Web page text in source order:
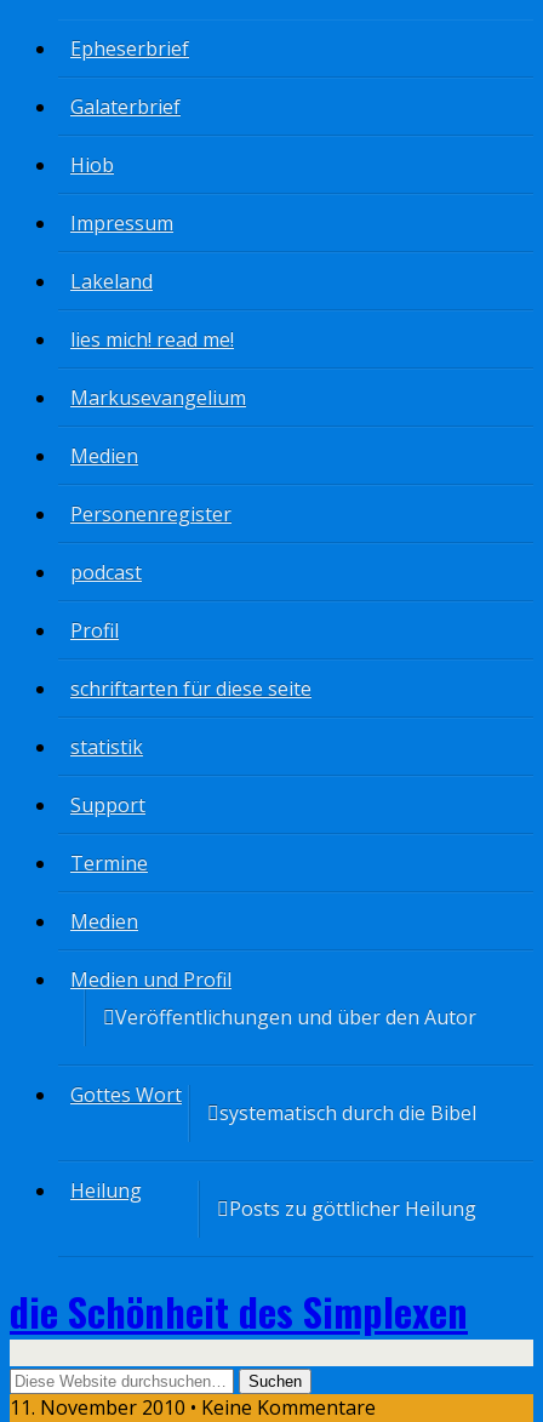
Epheserbrief
Galaterbrief
Hiob
Impressum
Lakeland
lies mich! read me!
Markusevangelium
Medien
Personenregister
podcast
Profil
schriftarten für diese seite
statistik
Support
Termine
Medien
Medien und Profil
Veröffentlichungen und über den Autor
Gottes Wort
systematisch durch die Bibel
Heilung
Posts zu göttlicher Heilung
die Schönheit des Simplexen
11. November 2010 • Keine Kommentare